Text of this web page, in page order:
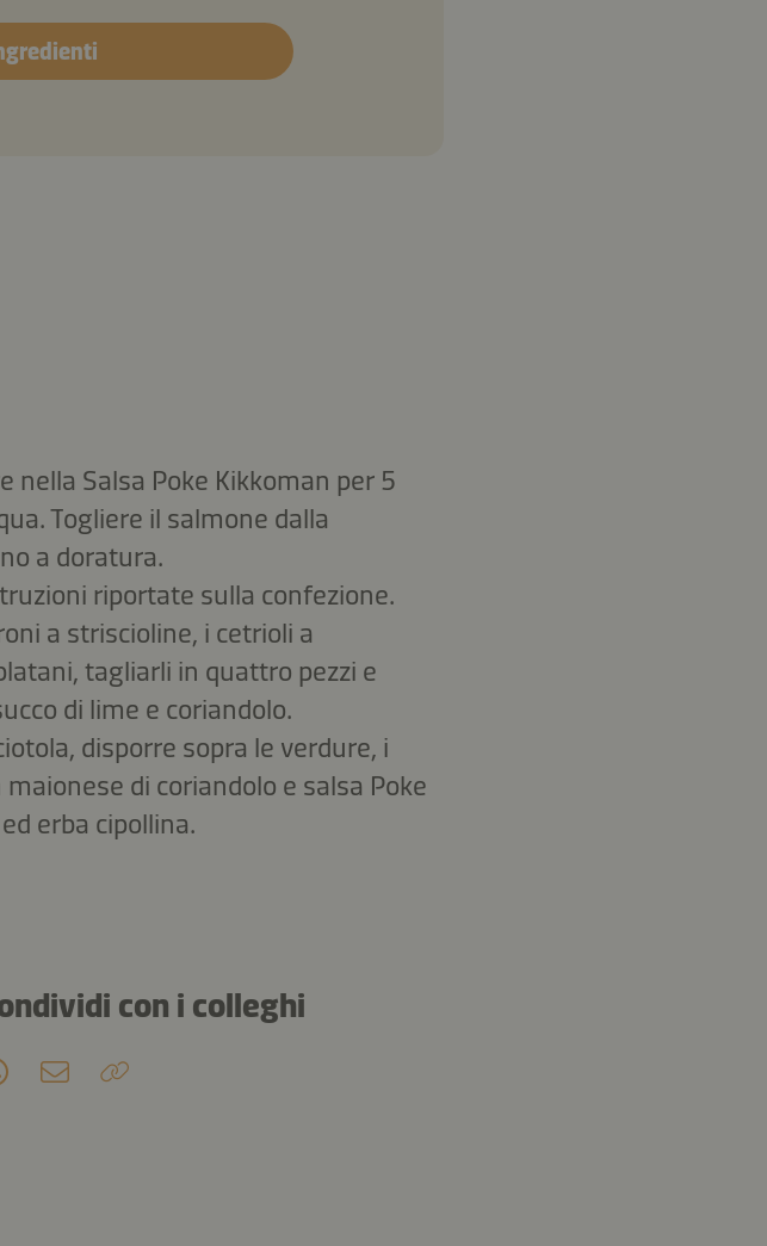
nella Salsa Poke Kikkoman per 5
Togliere il salmone dalla
a doratura.
riportate sulla confezione.
a striscioline, i cetrioli a
tagliarli in quattro pezzi e
di lime e coriandolo.
disporre sopra le verdure, i
di coriandolo e salsa Poke
erba cipollina.
con i colleghi